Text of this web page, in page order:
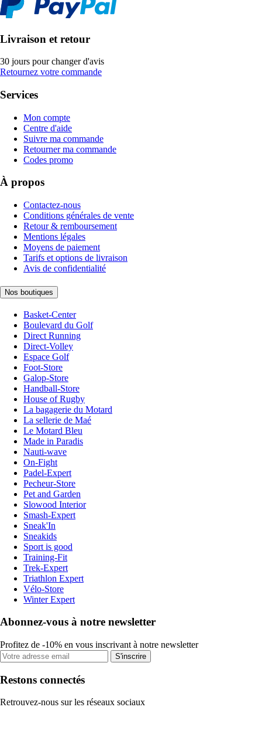
Livraison et retour
30 jours pour changer d'avis
Retournez votre commande
Services
Mon compte
Centre d'aide
Suivre ma commande
Retourner ma commande
Codes promo
À propos
Contactez-nous
Conditions générales de vente
Retour & remboursement
Mentions légales
Moyens de paiement
Tarifs et options de livraison
Avis de confidentialité
Nos boutiques
Basket-Center
Boulevard du Golf
Direct Running
Direct-Volley
Espace Golf
Foot-Store
Galop-Store
Handball-Store
House of Rugby
La bagagerie du Motard
La sellerie de Maé
Le Motard Bleu
Made in Paradis
Nauti-wave
On-Fight
Padel-Expert
Pecheur-Store
Pet and Garden
Slowood Interior
Smash-Expert
Sneak'In
Sneakids
Sport is good
Training-Fit
Trek-Expert
Triathlon Expert
Vélo-Store
Winter Expert
Abonnez-vous à notre newsletter
Profitez de -10% en vous inscrivant à notre newsletter
S'inscrire
Restons connectés
Retrouvez-nous sur les réseaux sociaux